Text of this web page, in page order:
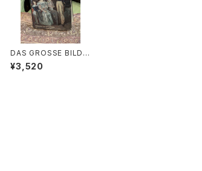
DAS GROSSE BILDE
RLEXIKON DER MO
DE【著者：Ludmila Ky
¥3,520